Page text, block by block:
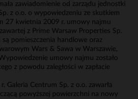
zawiadomienie od zarządu jednostki
z o.o. o wypowiedzeniu ze skutkiem
27 kwietnia 2009 r. umowy najmu
z Prime Warsaw Properties Sp.
pomieszczenia handlowe oraz
Wars & Sawa w Warszawie,
umowy najmu zostało
z powodu zaległości w zapłacie
Galeria Centrum Sp. z o.o. zawarła
powyższej powierzchni na nowy